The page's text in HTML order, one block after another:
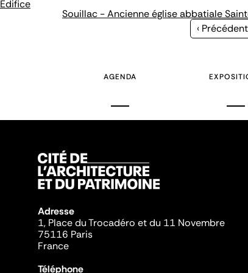
Édifice
Souillac - Ancienne église abbatiale
Page
‹ Précédent
AGENDA
Adresse
1, Place du Trocadéro et du 11 Novembre
75116 Paris
France
Téléphone